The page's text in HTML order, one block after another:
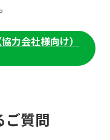
力会社様向け）
ご質問